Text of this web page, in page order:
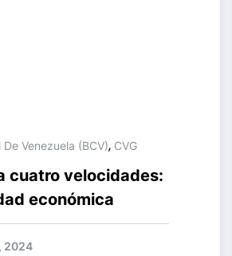
Venezuela (BCV), CVG
cuatro velocidades:
económica
2024